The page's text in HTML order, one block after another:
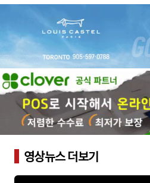
영상뉴스 더보기